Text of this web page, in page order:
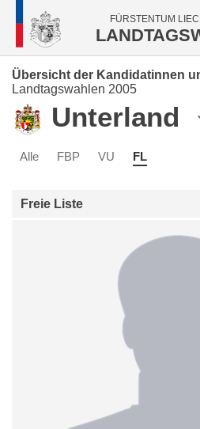
FÜRSTENTUM
Übersicht der Kandidatinnen
Landtagswahlen 2005
Unterland
Alle FBP VU FL
Freie Liste